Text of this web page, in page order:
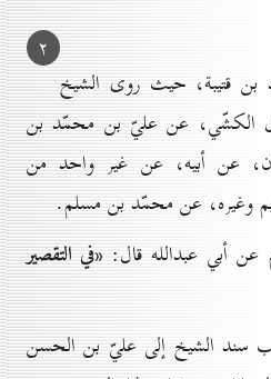
۲
قتيبة، حيث روى الشيخ
الكشّي، عن عليّ بن محمّد بن
عن أبيه، عن غير واحد من
وغيره، عن محمّد بن مسلم.
«في التقصير
سند الشيخ إلى عليّ بن الحسن